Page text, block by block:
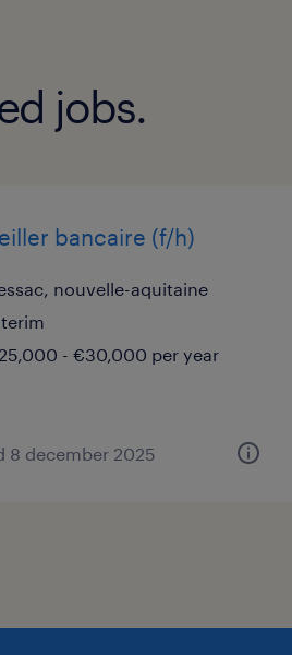
jobs.
bancaire (f/h)
nouvelle-aquitaine
- €30,000 per year
8 december 2025